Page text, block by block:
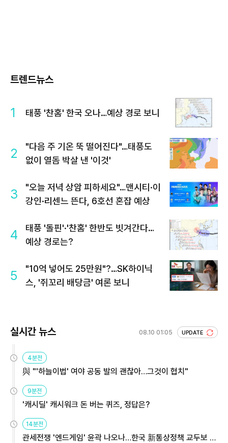
트렌드뉴스
1 태풍 '찬홈' 한국 오나…예상 경로 보니
2
"다음 주 기온 뚝 떨어진다"…태풍도
없이 열돔 박살 낸 '이것'
3
"오늘 저녁 상암 피하세요"…맨시티·이
강인·리센느 뜬다, 6호선 혼잡 예상
4
태풍 '돌핀'·'찬홈' 한반도 빗겨간다…
예상 경로는?
5
"10억 넣어도 25만원"?…SK하이닉
스, '쥐꼬리 배당금' 여론 보니
실시간 뉴스 08.10 01:05 UPDATE
4분전
與 "'하늘이법' 여야 공동 발의 괜찮아…그것이 협치"
9분전
'캐시딜' 캐시워크 돈 버는 퀴즈, 정답은?
14분전
관세전쟁 '엔드게임' 윤곽 나오나…한국 新통상정책 교두보 활